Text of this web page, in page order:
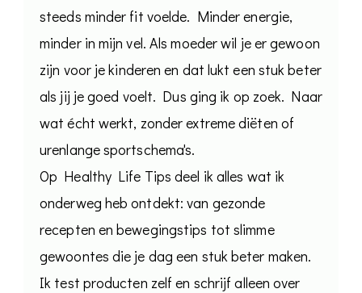
steeds minder fit voelde. Minder energie,
minder in mijn vel. Als moeder wil je er gewoon
zijn voor je kinderen en dat lukt een stuk beter
als jij je goed voelt. Dus ging ik op zoek. Naar
wat écht werkt, zonder extreme diëten of
urenlange sportschema's.
Op Healthy Life Tips deel ik alles wat ik
onderweg heb ontdekt: van gezonde
recepten en bewegingstips tot slimme
gewoontes die je dag een stuk beter maken.
Ik test producten zelf en schrijf alleen over